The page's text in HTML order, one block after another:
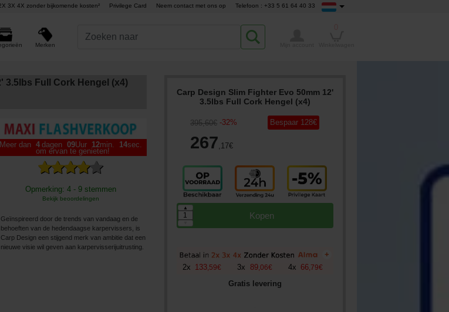
3X 4X zonder bijkomende kosten² Privilege Card Neem contact met ons op Telefoon : +33 5 61 64 40 33
Merken
3.5lbs Full Cork Hengel (x4)
Meer dan 4 dagen 09Uur 12min. 13sec.
om ervan te genieten!
Opmerking: 4 - 9 stemmen
Bekijk beoordelingen
Geïnspireerd door de trends van vandaag en de
behoeften van de hedendaagse karpervissers, is
Carp Design een stijgend merk van ambitie dat een
nieuwe visie wil geven aan karpervisserijuitrusting.
Carp Design Slim Fighter Evo 50mm 12'
3.5lbs Full Cork Hengel (x4)
395,60€ -32%
267,17€
Bespaar 128€
Kopen
▲
+
2x 133, 59€ 3x 89, 06€ 4x 66 79€
Gratis levering